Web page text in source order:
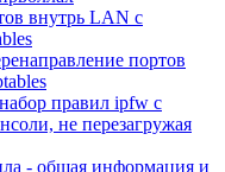
внутрь LAN с
портов
правил ipfw с
не перезагружая
- общая информация и